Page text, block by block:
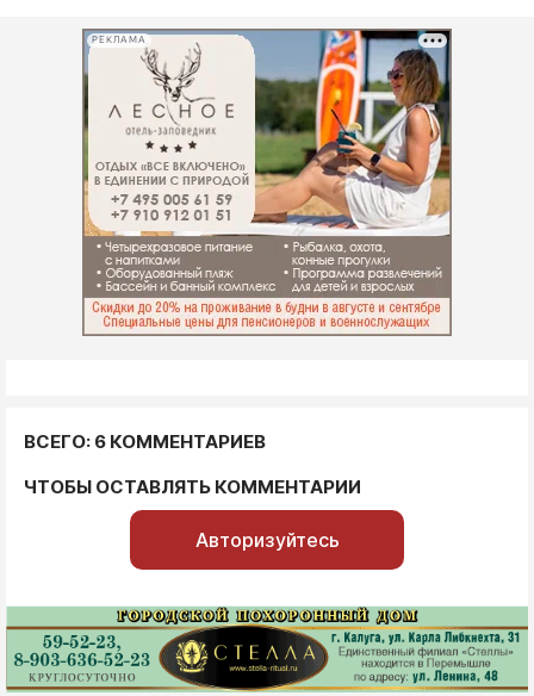
РЕКЛАМА
ВСЕГО: 6 КОММЕНТАРИЕВ
ЧТОБЫ ОСТАВЛЯТЬ КОММЕНТАРИИ
Авторизуйтесь